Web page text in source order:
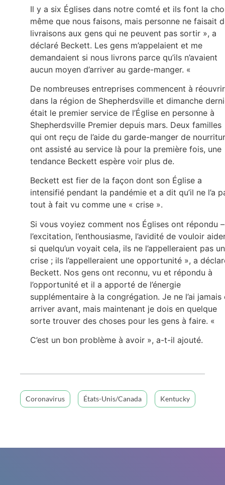
Il y a six Églises dans notre comté et ils font la
même que nous faisons, mais personne ne faisait
livraisons aux gens qui ne peuvent pas sortir », a
déclaré Beckett. Les gens m’appelaient et me
demandaient si nous livrons parce qu’ils n’avaient
aucun moyen d’arriver au garde-manger. «
De nombreuses entreprises commencent à réouvrir
dans la région de Shepherdsville et dimanche
était le premier service de l’Église en personne à
Shepherdsville Premier depuis mars. Deux familles
qui ont reçu de l’aide du garde-manger de
ont assisté au service là pour la première fois, une
tendance Beckett espère voir plus de.
Beckett est fier de la façon dont son Église a
intensifié pendant la pandémie et a dit qu’il ne l’a
tout à fait vu comme une « crise ».
Si vous voyiez comment nos Églises ont répondu –
l’excitation, l’enthousiasme, l’avidité de vouloir
si quelqu’un voyait cela, ils ne l’appelleraient pas
crise ; ils l’appelleraient une opportunité », a
Beckett. Nos gens ont reconnu, vu et répondu à
l’opportunité et il a apporté de l’énergie
supplémentaire à la congrégation. Je ne l’ai jamais
arriver avant, mais maintenant je dois en quelque
sorte trouver des choses pour les gens à faire. «
C’est un bon problème à avoir », a-t-il ajouté.
Coronavirus États-Unis/Canada Kentucky